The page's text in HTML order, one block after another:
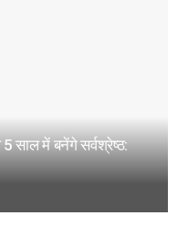
साल में बनेंगे सर्वश्रेष्ठ: